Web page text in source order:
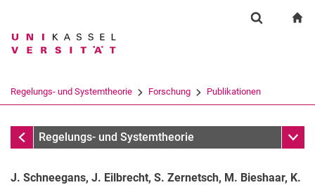
Springe direkt zu: Inhalt
Springe direkt zu: Suche
Springe direkt zu:
Suchbegriff
Suchen (öffnet externen Link in einem
Regelungs- und Systemtheorie Forschung Publikationen
Publikationen
Regelungs- und Systemtheorie
J. Schneegans, J. Eilbrecht, S. Zernetsch, M. Bieshaar, K.